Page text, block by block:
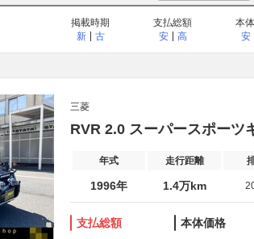
掲載時期
新
古
支払総額
安
高
本
安
三菱
RVR 2.0 スーパースポーツ
年式 走行距離
1996年 1.4万km
支払総額 本体価格